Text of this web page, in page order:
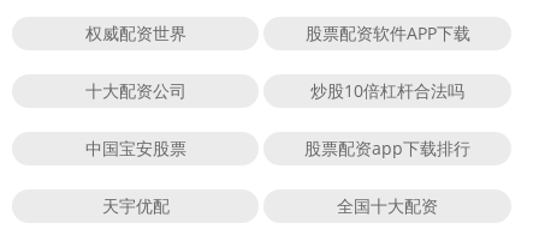
权威配资世界 股票配资软件APP下载
十大配资公司 炒股10倍杠杆合法吗
中国宝安股票 股票配资app下载排行
天宇优配 全国十大配资